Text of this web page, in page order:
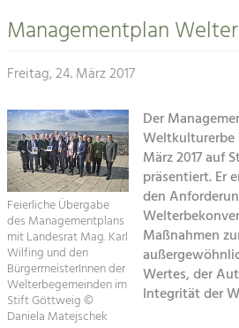
Architektur
Landwirtschaft & Tourismus
Projekte
Kirchen am Fluss
Suche
Impressum
Kontakt
Baukultur
Land- & Forstwirtschaft
Bewirtschaftung und Pflege der
Kulturlandschaft.
Tourismus
Angebotsentwicklung und
Positionierung.
Kunst & Kultur
Handwerk, Wissenschaft und
Managementplan
Freitag, 24. März 2017
Feierliche Übergabe
des Managementplans
mit Landesrat Mag. Karl
Wilfing und den
BürgermeisterInnen der
Welterbegemeinden im
Stift Göttweig ©
Daniela Matejschek
Der
Weltkulturerbe
März 2017 auf
präsentiert. Er
den
Maßnahmen
Wertes, der
Integrität der